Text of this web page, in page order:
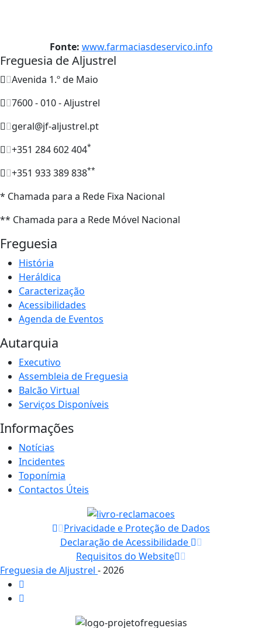
Fonte: www.farmaciasdeservico.info
Freguesia de Aljustrel
Avenida 1.º de Maio
7600 - 010 - Aljustrel
geral@jf-aljustrel.pt
+351 284 602 404*
+351 933 389 838**
* Chamada para a Rede Fixa Nacional
** Chamada para a Rede Móvel Nacional
Freguesia
História
Heráldica
Caracterização
Acessibilidades
Agenda de Eventos
Autarquia
Executivo
Assembleia de Freguesia
Balcão Virtual
Serviços Disponíveis
Informações
Notícias
Incidentes
Toponímia
Contactos Úteis
Privacidade e Proteção de Dados
Declaração de Acessibilidade
Requisitos do Website
Freguesia de Aljustrel - 2026